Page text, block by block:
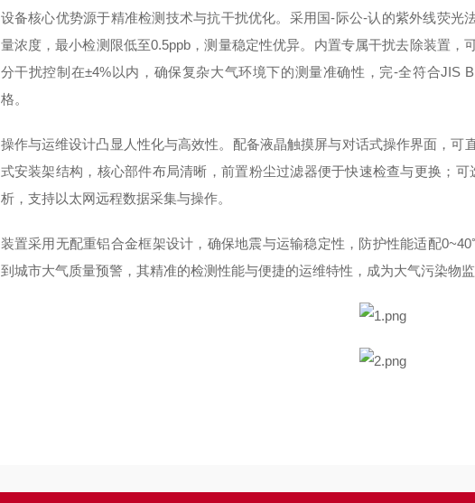
设备核心优势源于精准检测技术与抗干扰优化。采用国-际公-认的紫外线荧光
量浓度，最小检测限低至0.5ppb，测量稳定性优异。内置专属干扰去除装置，
分干扰控制在±4%以内，确保复杂大气环境下的测量准确性，完-全符合JIS
格。
操作与运维设计凸显人性化与高效性。配备液晶触摸屏与对话式操作界面，可
式安装架结构，核心部件布局清晰，前置粉尘过滤器便于快速检查与更换；
析，支持以太网远程数据采集与操作。
装置采用无配重铝合金框架设计，确保地震与运输稳定性，防护性能适配
到城市大气质量预警，其精准的检测性能与便捷的运维特性，成为大气污染物监